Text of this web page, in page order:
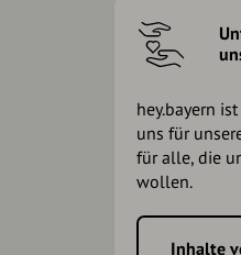
hey.bayern
uns für
für alle, die
wollen.
Inhalte